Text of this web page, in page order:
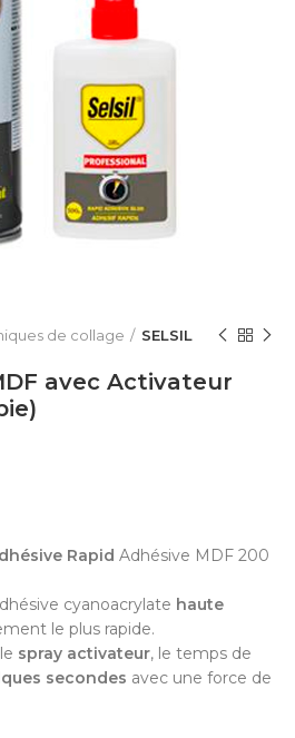
de collage SELSIL
avec Activateur
Rapid Adhésive MDF 200
cyanoacrylate haute
le plus rapide.
spray activateur, le temps de
secondes avec une force de